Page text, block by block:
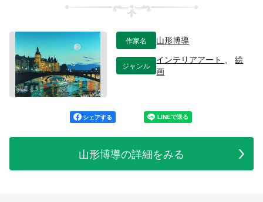
作家名 山形博導
ジャンル
インテリアアート 、絵
画
シェアする
山形博導の詳細をみる